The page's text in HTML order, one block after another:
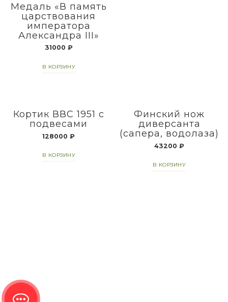
Медаль «В память
царствования
императора
Александра III»
31000 ₽
В КОРЗИНУ
Кортик ВВС 1951 с
подвесами
128000₽
В КОРЗИНУ
Финский нож
диверсанта
(сапера, водолаза)
43200₽
В КОРЗИНУ